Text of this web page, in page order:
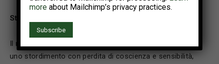
Stato di coscienza
Il regolamento 1099/2009, art. 4 paragrafo 1, richiede
uno stordimento con perdita di coscienza e sensibilità,
more about Mailchimp’s privacy practices.